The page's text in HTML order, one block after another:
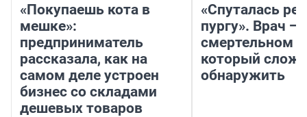
«Покупаешь кота в
мешке»:
предприниматель
рассказала, как на
самом деле устроен
бизнес со складами
дешевых товаров
«Спуталась
пургу». Врач —
смертельном
который
обнаружить